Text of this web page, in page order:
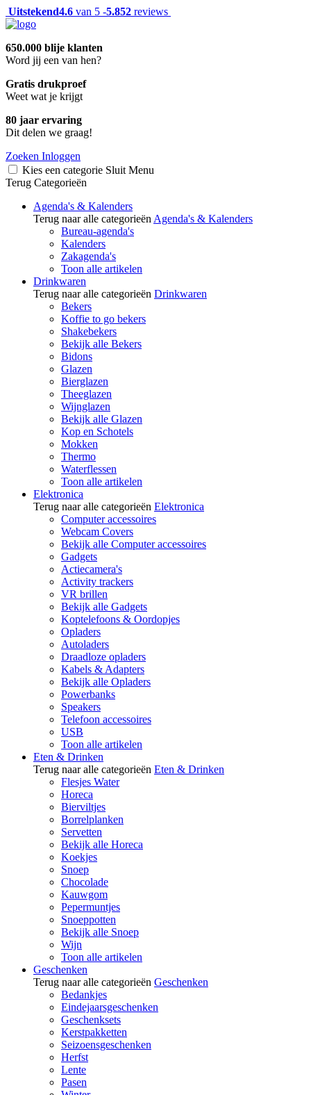
Uitstekend4.6 van 5 -5.852 reviews
650.000 blije klanten
Word jij een van hen?
Gratis drukproef
Weet wat je krijgt
80 jaar ervaring
Dit delen we graag!
Zoeken Inloggen
Kies een categorie Sluit Menu
Terug Categorieën
Agenda's & Kalenders
Terug naar alle categorieën Agenda's & Kalenders
Bureau-agenda's
Kalenders
Zakagenda's
Toon alle artikelen
Drinkwaren
Terug naar alle categorieën Drinkwaren
Bekers
Koffie to go bekers
Shakebekers
Bekijk alle Bekers
Bidons
Glazen
Bierglazen
Theeglazen
Wijnglazen
Bekijk alle Glazen
Kop en Schotels
Mokken
Thermo
Waterflessen
Toon alle artikelen
Elektronica
Terug naar alle categorieën Elektronica
Computer accessoires
Webcam Covers
Bekijk alle Computer accessoires
Gadgets
Actiecamera's
Activity trackers
VR brillen
Bekijk alle Gadgets
Koptelefoons & Oordopjes
Opladers
Autoladers
Draadloze opladers
Kabels & Adapters
Bekijk alle Opladers
Powerbanks
Speakers
Telefoon accessoires
USB
Toon alle artikelen
Eten & Drinken
Terug naar alle categorieën Eten & Drinken
Flesjes Water
Horeca
Bierviltjes
Borrelplanken
Servetten
Bekijk alle Horeca
Koekjes
Snoep
Chocolade
Kauwgom
Pepermuntjes
Snoeppotten
Bekijk alle Snoep
Wijn
Toon alle artikelen
Geschenken
Terug naar alle categorieën Geschenken
Bedankjes
Eindejaarsgeschenken
Geschenksets
Kerstpakketten
Seizoensgeschenken
Herfst
Lente
Pasen